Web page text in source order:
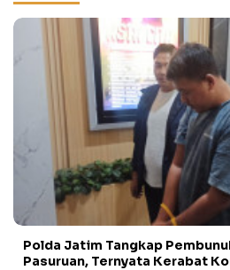
Polda Jatim Tangkap
Pasuruan, Ternyata Kerabat